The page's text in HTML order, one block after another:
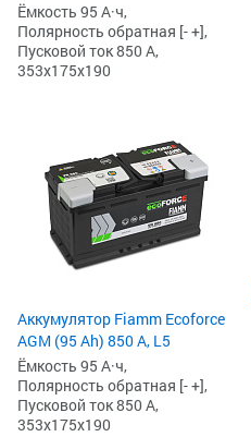
Ёмкость 95 А·ч,
Полярность обратная [- +],
Пусковой ток 850 А,
353x175x190
Аккумулятор Fiamm Ecoforce
AGM (95 Ah) 850 A, L5
Ёмкость 95 А·ч,
Полярность обратная [- +],
Пусковой ток 850 А,
353x175x190